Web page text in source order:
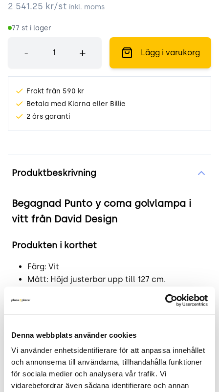
Denna webbplats använder cookies
Vi använder enhetsidentifierare för att anpassa innehållet
och annonserna till användarna, tillhandahålla funktioner
för sociala medier och analysera vår trafik. Vi
vidarebefordrar även sådana identifierare och annan
2 541.25 kr/st inkl. moms
77 st i lager
- + Lägg i varukorg
Frakt från 590 kr
Betala med Klarna eller Billie
2 års garanti
Produktbeskrivning
Begagnad Punto y coma golvlampa i
vitt från David Design
Produkten i korthet
Färg: Vit
Mått: Höjd justerbar upp till 127 cm.
David Designs Punto y Coma är inte bara en
ljuskälla utan även ett stilfullt designelement.
Med sin upphängningsmekanism där vajern kan
justeras för att ändra lampans höjd, erbjuder den